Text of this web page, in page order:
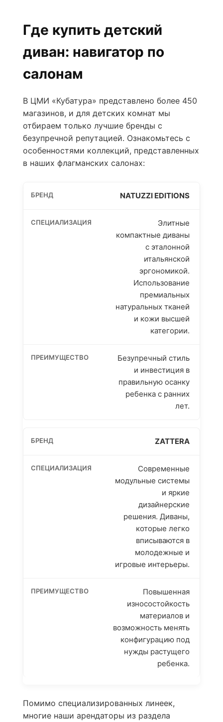
Где купить детский
диван: навигатор по
салонам
В ЦМИ «Кубатура» представлено более 450
магазинов, и для детских комнат мы
отбираем только лучшие бренды с
безупречной репутацией. Ознакомьтесь с
особенностями коллекций, представленных
в наших флагманских салонах:
NATUZZI EDITIONS
Элитные
компактные диваны
с эталонной
итальянской
эргономикой.
Использование
премиальных
натуральных тканей
и кожи высшей
категории.
Безупречный стиль
и инвестиция в
правильную осанку
ребенка с ранних
лет.
ZATTERA
Современные
модульные системы
и яркие
дизайнерские
решения. Диваны,
которые легко
вписываются в
молодежные и
игровые интерьеры.
Повышенная
износостойкость
материалов и
возможность менять
конфигурацию под
нужды растущего
ребенка.
Помимо специализированных линеек,
многие наши арендаторы из раздела